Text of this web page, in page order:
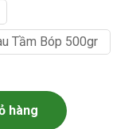
Tầm Bóp 500gr
hàng